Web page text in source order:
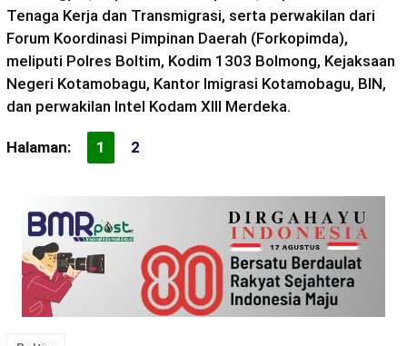
Tenaga Kerja dan Transmigrasi, serta perwakilan dari
Forum Koordinasi Pimpinan Daerah (Forkopimda),
meliputi Polres Boltim, Kodim 1303 Bolmong, Kejaksaan
Negeri Kotamobagu, Kantor Imigrasi Kotamobagu, BIN,
dan perwakilan Intel Kodam XIII Merdeka.
Halaman: 1 2